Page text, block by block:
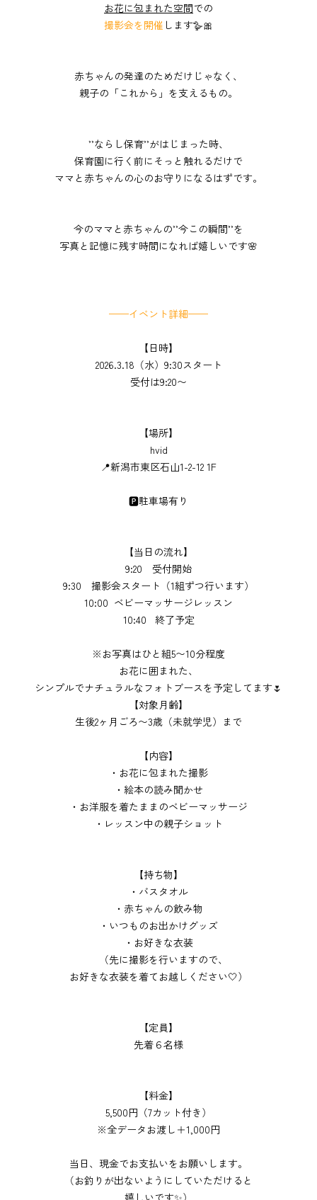
お花に包まれた空間での
撮影会を開催 します🪿🎀
赤ちゃんの発達のためだけじゃなく、
親子の「これから」を支えるもの。
’’ならし保育’’がはじまった時、
保育園に行く前にそっと触れるだけで
ママと赤ちゃんの心のお守り になるはずです。
今のママと赤ちゃんの’’今この瞬間’’を
写真と記憶に残す時間になれば嬉しいです🌸
——イベント詳細——
【日時】
2026.3.18（水）9:30スタート
受付は9:20〜
【場所】
hvid
📍新潟市東区石山1-2-12 1F
🅿︎駐車場有り
【当日の流れ】
9:20 受付開始
9:30 撮影会スタート（1組ずつ行います）
10:00 ベビーマッサージレッスン
10:40 終了予定
※お写真はひと組5〜10分程度
お花に囲まれた、
シンプルでナチュラルなフォトブースを予定してます🌷
【対象月齢】
⁡生後2ヶ月ごろ〜3歳（未就学児）まで
【内容】
・お花に包まれた撮影
・絵本の読み聞かせ
・お洋服を着たままのベビーマッサージ
・レッスン中の親子ショット
【持ち物】
・バスタオル
・赤ちゃんの飲み物
・いつものお出かけグッズ
・お好きな衣装
（先に撮影を行いますので、
お好きな衣装を着てお越しください🤍）
【定員】
先着６名様
【料金】
5,500円（7カット付き）
※全データお渡し＋1,000円
当日、現金でお支払いをお願いします。
（お釣りが出ないようにしていただけると
嬉しいです✨）